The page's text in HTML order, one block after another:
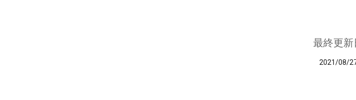
最終更新
2021/08/